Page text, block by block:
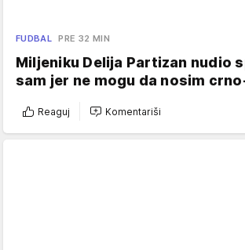
FUDBAL PRE 32 MIN
Miljeniku Delija Partizan nudio
sam jer ne mogu da nosim
Reaguj Komentariši